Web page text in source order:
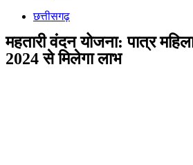
छत्तीसगढ़
महतारी वंदन योजना: पात्र
2024 से मिलेगा लाभ